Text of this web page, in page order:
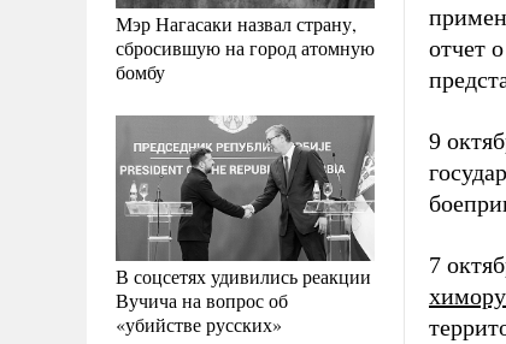
Мэр Нагасаки назвал страну,
сбросившую на город атомную
бомбу
В соцсетях удивились реакции
Вучича на вопрос об
«убийстве русских»
отчет
9
7